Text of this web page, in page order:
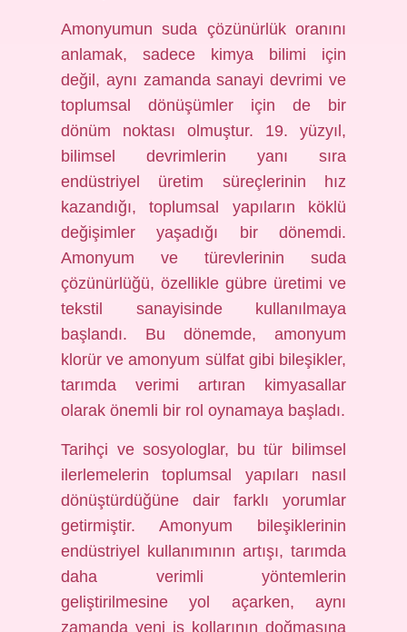
Amonyumun suda çözünürlük oranını
anlamak, sadece kimya bilimi için
değil, aynı zamanda sanayi devrimi ve
toplumsal dönüşümler için de bir
dönüm noktası olmuştur. 19. yüzyıl,
bilimsel devrimlerin yanı sıra
endüstriyel üretim süreçlerinin hız
kazandığı, toplumsal yapıların köklü
değişimler yaşadığı bir dönemdi.
Amonyum ve türevlerinin suda
çözünürlüğü, özellikle gübre üretimi ve
tekstil sanayisinde kullanılmaya
başlandı. Bu dönemde, amonyum
klorür ve amonyum sülfat gibi bileşikler,
tarımda verimi artıran kimyasallar
olarak önemli bir rol oynamaya başladı.
Tarihçi ve sosyologlar, bu tür bilimsel
ilerlemelerin toplumsal yapıları nasıl
dönüştürdüğüne dair farklı yorumlar
getirmiştir. Amonyum bileşiklerinin
endüstriyel kullanımının artışı, tarımda
daha verimli yöntemlerin
geliştirilmesine yol açarken, aynı
zamanda yeni iş kollarının doğmasına